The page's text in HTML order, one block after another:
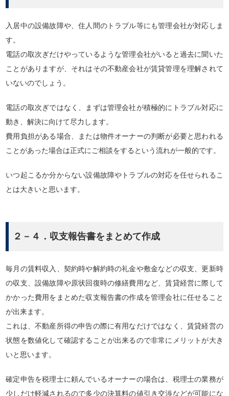
入居中の設備故障や、住人間のトラブル等にも管理会社が対応しま
す。
電話の取次ぎだけやっているような管理会社がいると過去に聞いた
ことがありますが、それはその不動産会社が賃貸管理を理解されて
いないのでしょう。
電話の取次ぎではなく、まずは管理会社が積極的にトラブル対応に
動き、解決に向けて尽力します。
費用負担がある場合、または物件オーナーの判断が必要と思われる
ことがあった場合は正式にご相談をするという流れが一般的です。
いつ起こるか分からない設備故障やトラブルの対応を任せられるこ
とは大きいと思います。
２－４．収支報告書をまとめて作成
毎月の賃料収入、契約時や解約時の礼金や敷金などの収支、更新時
の収支、設備故障や原状回復時の修繕費用など、賃貸経営に際して
かかった費用をまとめた収支報告書の作成を管理会社に任せること
が出来ます。
これは、不動産所得の申告の際に有用なだけではなく、賃貸経営の
状態を数値化して確認することが出来るので非常にメリットが大き
いと思います。
確定申告を税理士に頼んでいるオーナーの場合は、税理士の業務が
少しだけ軽減されるので多少の決算料の値引き交渉などが可能にな